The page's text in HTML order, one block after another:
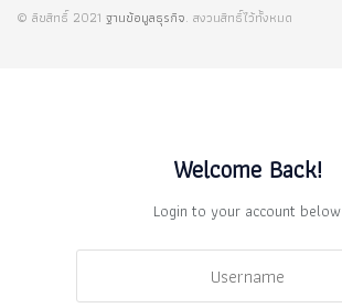
© ลิขสิทธิ์ 2021 ฐานข้อมูลธุรกิจ. สงวนสิทธิ์ไว้ทั้งหมด
Welcome Back!
Login to your account below